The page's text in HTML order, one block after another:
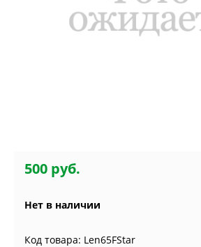
500 руб.
Нет в наличии
Код товара: Len65FStar